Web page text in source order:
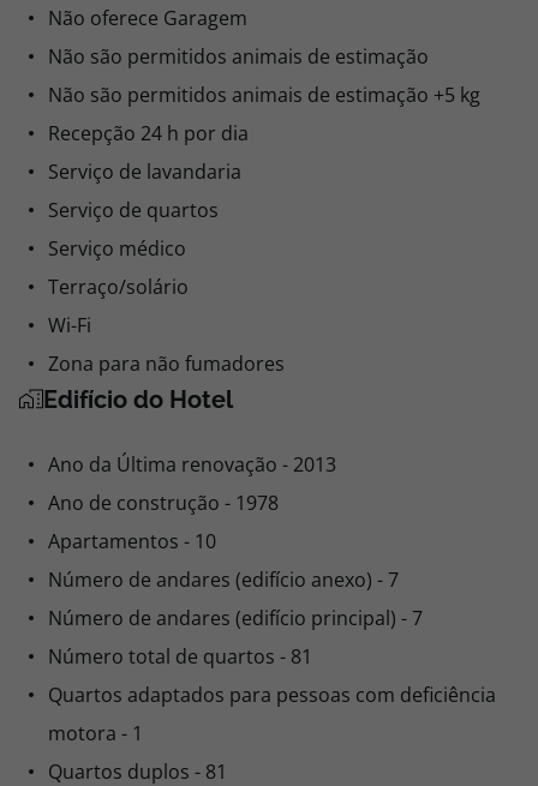
Não oferece Garagem
Não são permitidos animais de estimação
Não são permitidos animais de estimação +5 kg
Recepção 24 h por dia
Serviço de lavandaria
Serviço de quartos
Serviço médico
Terraço/solário
Wi-Fi
Zona para não fumadores
Edifício do Hotel
Ano da Última renovação - 2013
Ano de construção - 1978
Apartamentos - 10
Número de andares (edifício anexo) - 7
Número de andares (edifício principal) - 7
Número total de quartos - 81
Quartos adaptados para pessoas com deficiência
motora - 1
Quartos duplos - 81